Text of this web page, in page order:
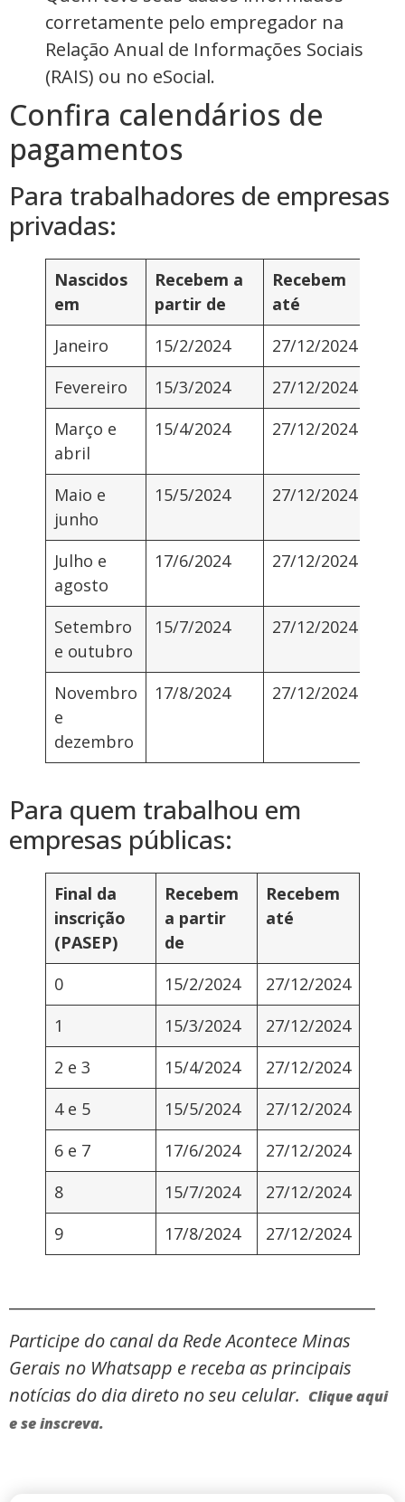
corretamente pelo empregador na
Relação Anual de Informações Sociais
(RAIS) ou no eSocial.
Confira calendários de
pagamentos
Para trabalhadores de empresas
privadas:
Nascidos
em
Recebem a
partir de
Recebem
até
Janeiro
15/2/2024
27/12/2024
Fevereiro
15/3/2024
27/12/2024
Março e
abril
15/4/2024 27/12/2024
Maio e
junho
15/5/2024 27/12/2024
Julho e
agosto
17/6/2024 27/12/2024
Setembro
e outubro
15/7/2024 27/12/2024
Novembro
e
dezembro
17/8/2024 27/12/2024
Para quem trabalhou em
empresas públicas:
Final da
inscrição
(PASEP)
Recebem
a partir
de
Recebem
até
0 15/2/2024
27/12/2024
1
15/3/2024
27/12/2024
2 e 3
15/4/2024
27/12/2024
4 e 5
15/5/2024
27/12/2024
6 e 7
17/6/2024
27/12/2024
8
15/7/2024
27/12/2024
9
17/8/2024 27/12/2024
Participe do canal da Rede Acontece Minas
Gerais no Whatsapp e receba as principais
notícias do dia direto no seu celular. Clique aqui
e se inscreva.